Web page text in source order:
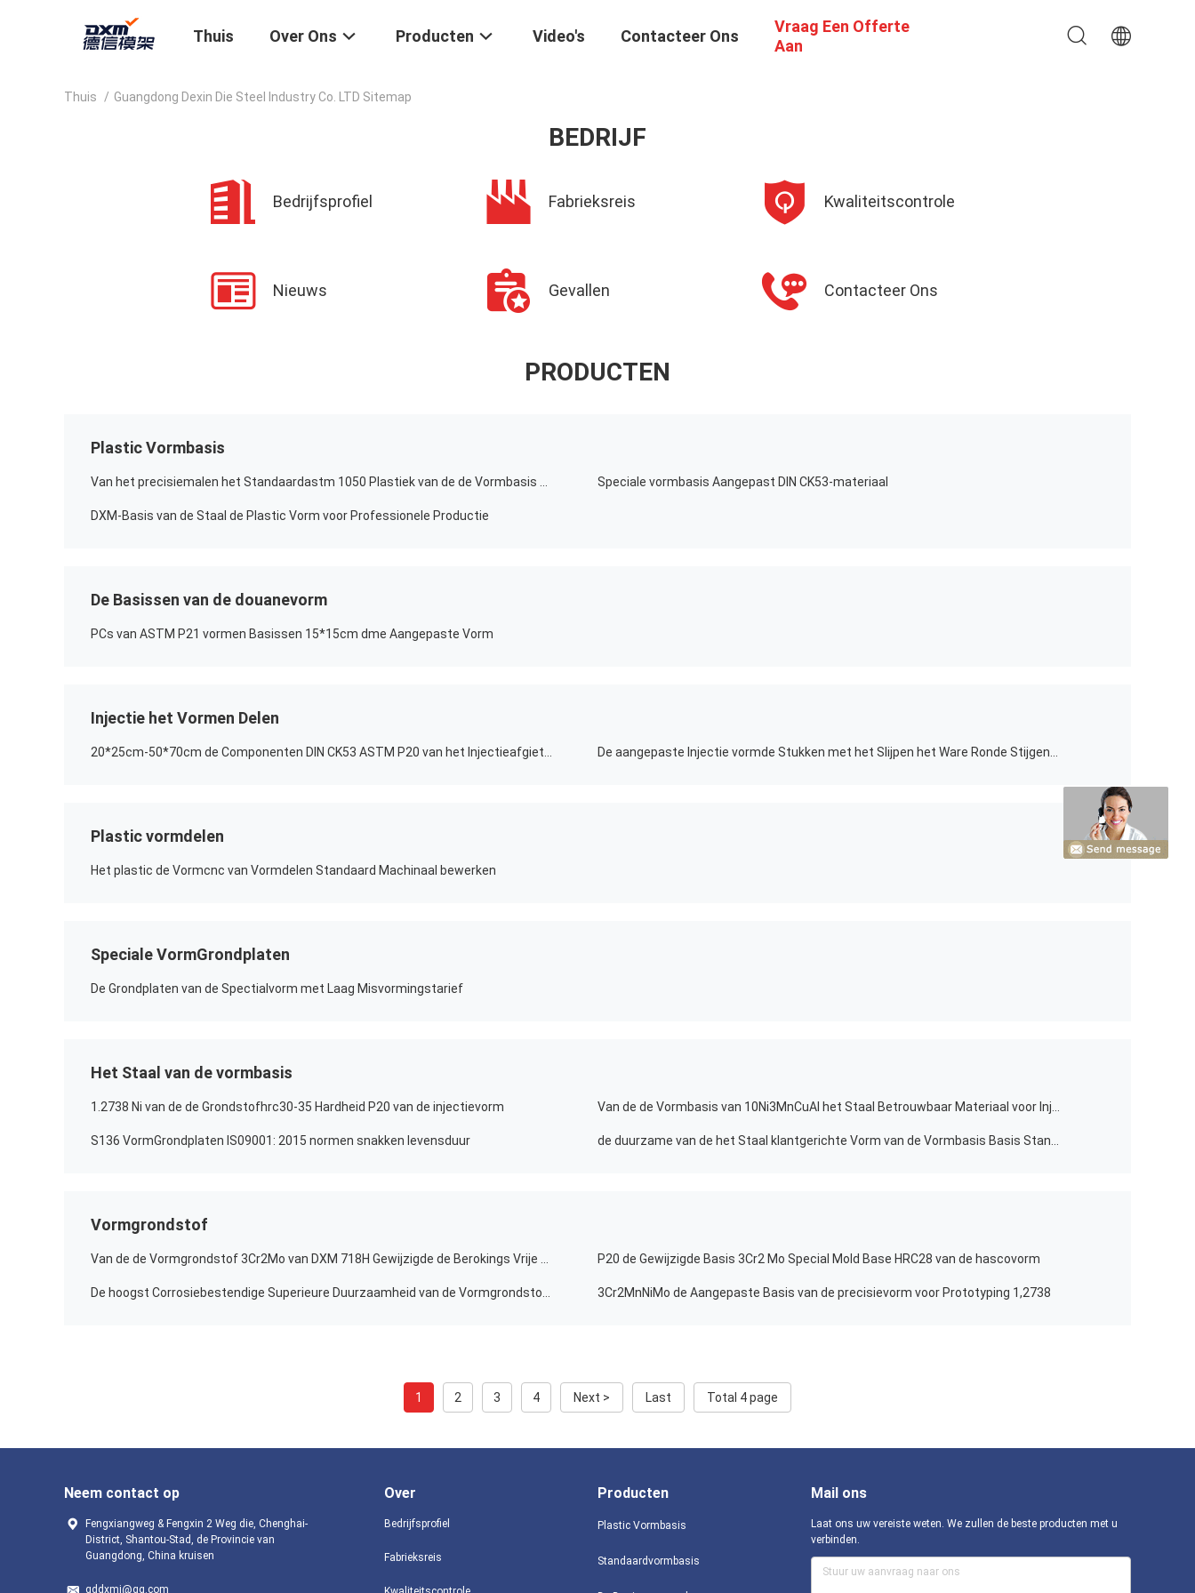
Thuis Over Ons Producten Video's Contacteer Ons
Vraag Een Offerte
Aan
Thuis / Guangdong Dexin Die Steel Industry Co. LTD Sitemap
BEDRIJF
Bedrijfsprofiel Fabrieksreis Kwaliteitscontrole
Nieuws Gevallen Contacteer Ons
PRODUCTEN
Plastic Vormbasis
Speciale vormbasis Aangepast DIN CK53-materiaal
DXM-Basis van de Staal de Plastic Vorm voor Professionele Productie
De Basissen van de douanevorm
PCs van ASTM P21 vormen Basissen 15*15cm dme Aangepaste Vorm
Injectie het Vormen Delen
Plastic vormdelen
Het plastic de Vormcnc van Vormdelen Standaard Machinaal bewerken
Speciale VormGrondplaten
De Grondplaten van de Spectialvorm met Laag Misvormingstarief
Het Staal van de vormbasis
1.2738 Ni van de de Grondstofhrc30-35 Hardheid P20 van de injectievorm
S136 VormGrondplaten IS09001: 2015 normen snakken levensduur
Vormgrondstof
P20 de Gewijzigde Basis 3Cr2 Mo Special Mold Base HRC28 van de hascovorm
3Cr2MnNiMo de Aangepaste Basis van de precisievorm voor Prototyping 1,2738
1 2 3 4 Next > Last Total 4 page
Neem contact op
Fengxiangweg & Fengxin 2 Weg die, Chenghai-
District, Shantou-Stad, de Provincie van
Guangdong, China kruisen
gddxmj@qq.com
Over
Bedrijfsprofiel
Fabrieksreis
Producten
Plastic Vormbasis
Standaardvormbasis
Mail ons
Laat ons uw vereiste weten. We zullen de beste producten met u
verbinden.